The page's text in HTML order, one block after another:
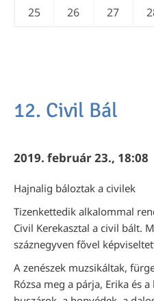
25
26 27
12. Civil Bál
2019. február 23., 18:08
Hajnalig báloztak a civilek
Tizenkettedik alkalommal
Civil Kerekasztal a civil bált.
száznegyven fővel
A zenészek muzsikáltak,
Rózsa meg a párja, Erika és